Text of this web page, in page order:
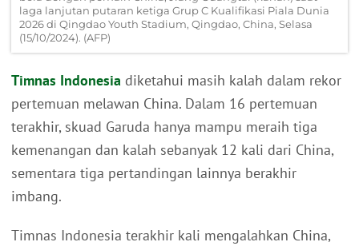
laga lanjutan putaran ketiga Grup C Kualifikasi Piala Dunia
2026 di Qingdao Youth Stadium, Qingdao, China, Selasa
(15/10/2024). (AFP)
Timnas Indonesia diketahui masih kalah dalam rekor
pertemuan melawan China. Dalam 16 pertemuan
terakhir, skuad Garuda hanya mampu meraih tiga
kemenangan dan kalah sebanyak 12 kali dari China,
sementara tiga pertandingan lainnya berakhir
imbang.
Timnas Indonesia terakhir kali mengalahkan China,